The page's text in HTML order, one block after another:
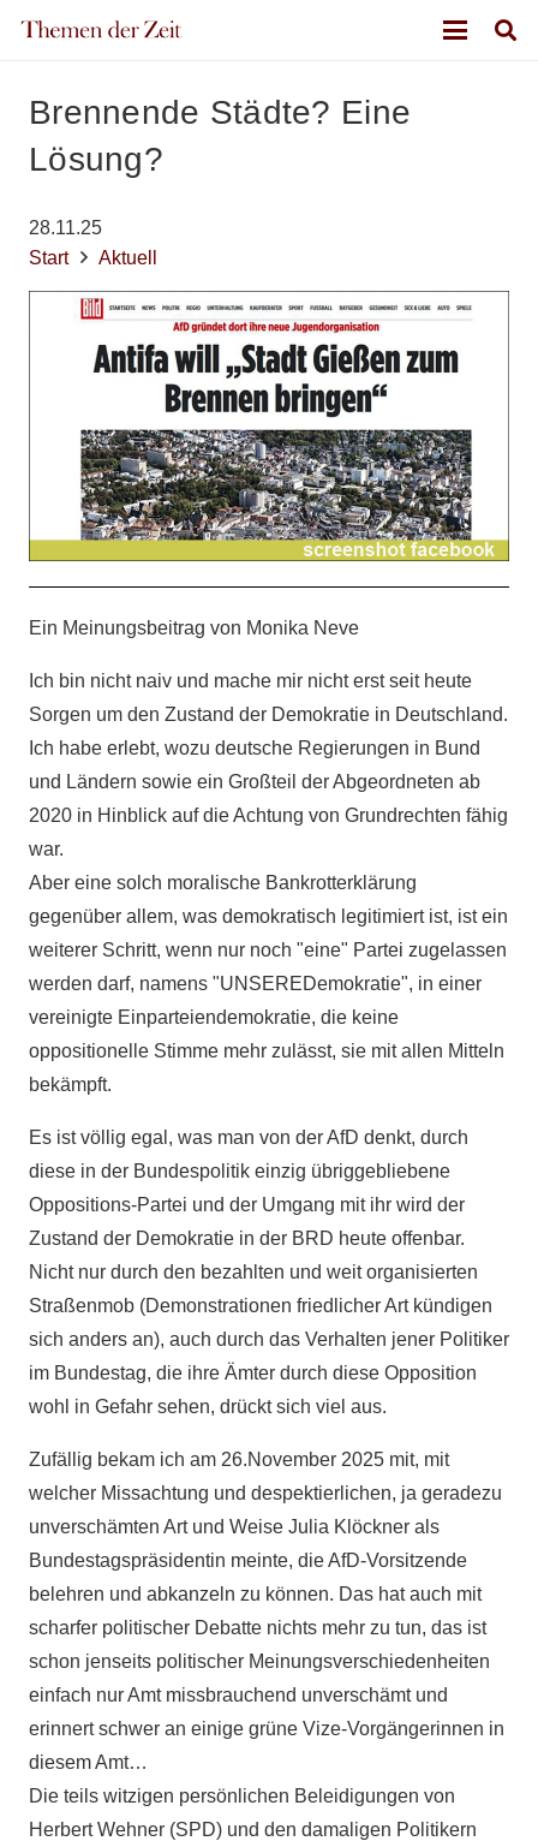
Brennende Städte? Eine
Lösung?
28.11.25
Start
Aktuell
Ein Meinungsbeitrag von Monika Neve
Ich bin nicht naiv und mache mir nicht erst seit heute
Sorgen um den Zustand der Demokratie in Deutschland.
Ich habe erlebt, wozu deutsche Regierungen in Bund
und Ländern sowie ein Großteil der Abgeordneten ab
2020 in Hinblick auf die Achtung von Grundrechten fähig
war.
Aber eine solch moralische Bankrotterklärung
gegenüber allem, was demokratisch legitimiert ist, ist ein
weiterer Schritt, wenn nur noch "eine" Partei zugelassen
werden darf, namens "UNSEREDemokratie", in einer
vereinigte Einparteiendemokratie, die keine
oppositionelle Stimme mehr zulässt, sie mit allen Mitteln
bekämpft.
Es ist völlig egal, was man von der AfD denkt, durch
diese in der Bundespolitik einzig übriggebliebene
Oppositions-Partei und der Umgang mit ihr wird der
Zustand der Demokratie in der BRD heute offenbar.
Nicht nur durch den bezahlten und weit organisierten
Straßenmob (Demonstrationen friedlicher Art kündigen
sich anders an), auch durch das Verhalten jener Politiker
im Bundestag, die ihre Ämter durch diese Opposition
wohl in Gefahr sehen, drückt sich viel aus.
Zufällig bekam ich am 26.November 2025 mit, mit
welcher Missachtung und despektierlichen, ja geradezu
unverschämten Art und Weise Julia Klöckner als
Bundestagspräsidentin meinte, die AfD-Vorsitzende
belehren und abkanzeln zu können. Das hat auch mit
scharfer politischer Debatte nichts mehr zu tun, das ist
schon jenseits politischer Meinungsverschiedenheiten
einfach nur Amt missbrauchend unverschämt und
erinnert schwer an einige grüne Vize-Vorgängerinnen in
diesem Amt…
Die teils witzigen persönlichen Beleidigungen von
Herbert Wehner (SPD) und den damaligen Politikern